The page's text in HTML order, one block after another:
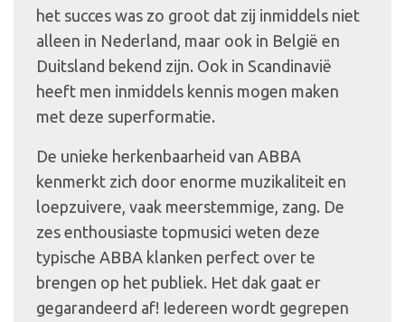
het succes was zo groot dat zij inmiddels niet
alleen in Nederland, maar ook in België en
Duitsland bekend zijn. Ook in Scandinavië
heeft men inmiddels kennis mogen maken
met deze superformatie.
De unieke herkenbaarheid van ABBA
kenmerkt zich door enorme muzikaliteit en
loepzuivere, vaak meerstemmige, zang. De
zes enthousiaste topmusici weten deze
typische ABBA klanken perfect over te
brengen op het publiek. Het dak gaat er
gegarandeerd af! Iedereen wordt gegrepen